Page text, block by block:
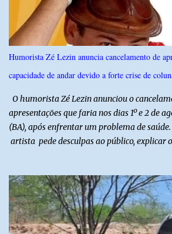
seguido de apresentação musical de Vê
reforça a importância do Distrito de
referência na fruticultura irrigada,
Humorista Zé Lezin anuncia cancelamento de
capacidade de andar devido a forte crise de
O humorista Zé Lezin anunciou o
apresentações que faria nos dias 1º e 2 de
(BA), após enfrentar um problema de
artista pede desculpas ao público, explicar
impossível viajar e subir ao palco. O
precisou ser levado a um hospital depois de
de andar normalmente. “Eu não estou
levantar direito da cama. É um processo